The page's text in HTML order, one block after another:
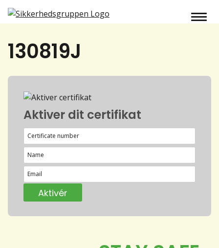
130819J
Aktiver dit certifikat